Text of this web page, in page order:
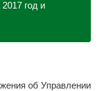
год и
об Управлении